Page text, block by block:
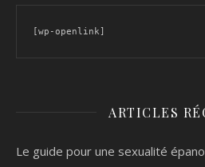
[wp-openlink]
ARTICLES
Le guide pour une sexualité